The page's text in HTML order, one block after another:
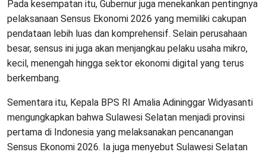
Pada kesempatan itu, Gubernur juga menekankan pentingnya
pelaksanaan Sensus Ekonomi 2026 yang memiliki cakupan
pendataan lebih luas dan komprehensif. Selain perusahaan
besar, sensus ini juga akan menjangkau pelaku usaha mikro,
kecil, menengah hingga sektor ekonomi digital yang terus
berkembang.
Sementara itu, Kepala BPS RI Amalia Adininggar Widyasanti
mengungkapkan bahwa Sulawesi Selatan menjadi provinsi
pertama di Indonesia yang melaksanakan pencanangan
Sensus Ekonomi 2026. Ia juga menyebut Sulawesi Selatan